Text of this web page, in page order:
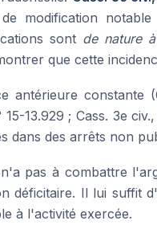
modification
sont de nature
que cette
antérieure constante
13.929 ; Cass. 3e
dans des arrêts non
pas à combattre
déficitaire. Il lui suffit
à l'activité exercée.